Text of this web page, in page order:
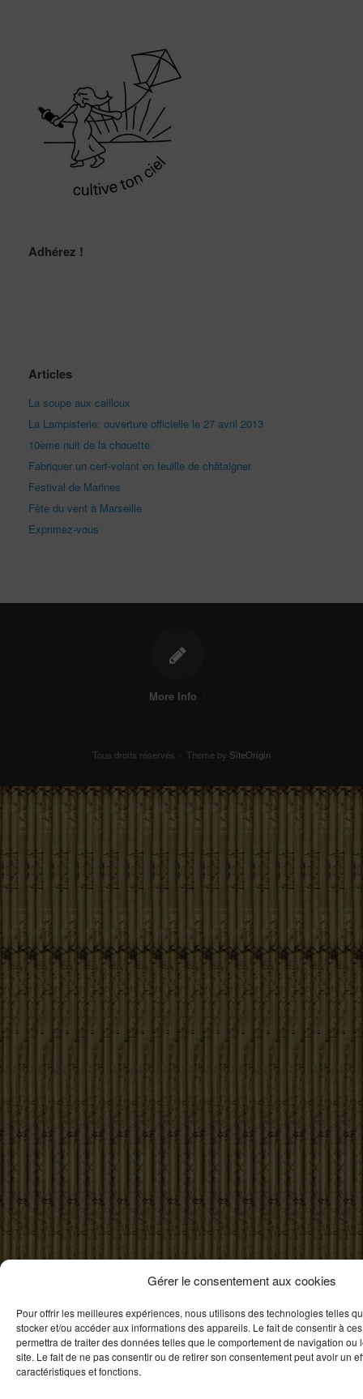
Gérer le consentement aux cookies
Pour offrir les meilleures expériences, nous utilisons des technologies telles
stocker et/ou accéder aux informations des appareils. Le fait de consentir à
permettra de traiter des données telles que le comportement de navigation ou
site. Le fait de ne pas consentir ou de retirer son consentement peut avoir un
caractéristiques et fonctions.
Adhérez !
Articles
La soupe aux cailloux
La Lampisterie: ouverture officielle le 27 avril 2013
10ème nuit de la chouette
Fabriquer un cerf-volant en feuille de châtaigner
Festival de Marines
Fête du vent à Marseille
Exprimez-vous
More Info
Tous droits réservés Theme by SiteOrigin